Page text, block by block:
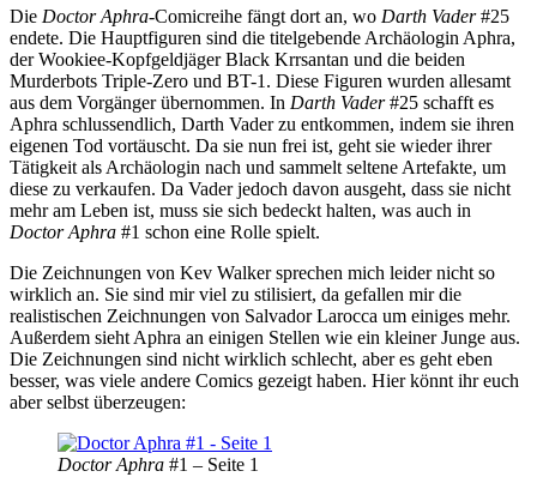
Die Doctor Aphra-Comicreihe fängt dort an, wo Darth Vader#25
endete. Die Hauptfiguren sind die titelgebende Archäologin Aphra,
der Wookiee-Kopfgeldjäger Black Krrsantan und die beiden
Murderbots Triple-Zero und BT-1. Diese Figuren wurden allesamt
aus dem Vorgänger übernommen. In Darth Vader#25 schafft es
Aphra schlussendlich, Darth Vader zu entkommen, indem sie ihren
eigenen Tod vortäuscht. Da sie nun frei ist, geht sie wieder ihrer
Tätigkeit als Archäologin nach und sammelt seltene Artefakte, um
diese zu verkaufen. Da Vader jedoch davon ausgeht, dass sie nicht
mehr am Leben ist, muss sie sich bedeckt halten, was auch in
Doctor Aphra #1 schon eine Rolle spielt.
Die Zeichnungen von Kev Walker sprechen mich leider nicht so
wirklich an. Sie sind mir viel zu stilisiert, da gefallen mir die
realistischen Zeichnungen von Salvador Larocca um einiges mehr.
Außerdem sieht Aphra an einigen Stellen wie ein kleiner Junge aus.
Die Zeichnungen sind nicht wirklich schlecht, aber es geht eben
besser, was viele andere Comics gezeigt haben. Hier könnt ihr euch
aber selbst überzeugen:
Doctor Aphra #1 – Seite 1